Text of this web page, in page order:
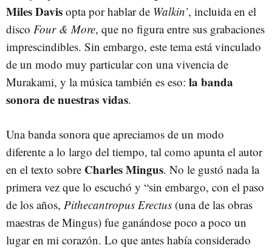
Miles Davis opta por hablar de Walkin’, incluida en el
disco Four & More, que no figura entre sus grabaciones
imprescindibles. Sin embargo, este tema está vinculado
de un modo muy particular con una vivencia de
Murakami, y la música también es eso: la banda
sonora de nuestras vidas.
Una banda sonora que apreciamos de un modo
diferente a lo largo del tiempo, tal como apunta el autor
en el texto sobre Charles Mingus. No le gustó nada la
primera vez que lo escuchó y “sin embargo, con el paso
de los años, Pithecantropus Erectus (una de las obras
maestras de Mingus) fue ganándose poco a poco un
lugar en mi corazón. Lo que antes había considerado